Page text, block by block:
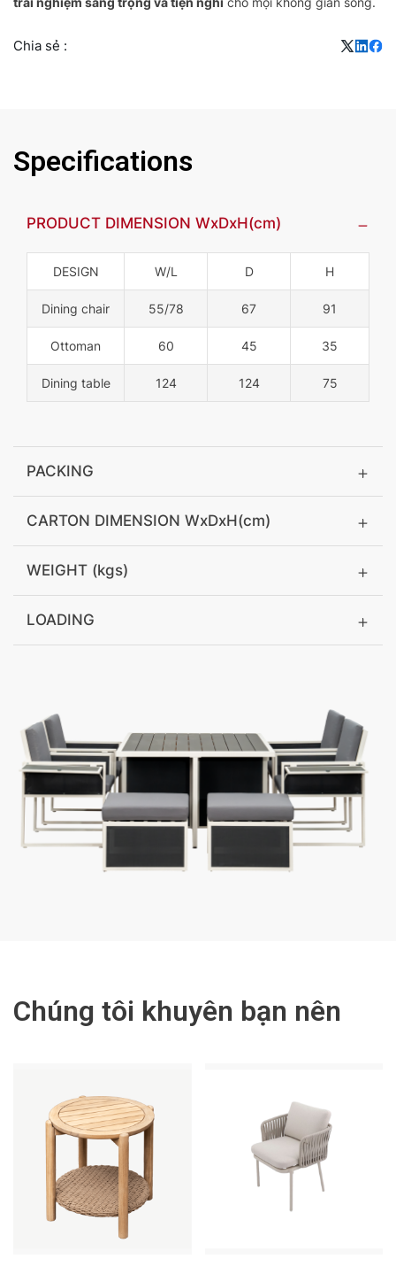
Chia sẻ :
Specifications
PRODUCT DIMENSION WxDxH(cm)
DESIGN W/L D H
Dining chair 55/78 67 91
Ottoman 60 45 35
Dining table 124 124 75
PACKING
CARTON DIMENSION WxDxH(cm)
WEIGHT (kgs)
LOADING
Chúng tôi khuyên bạn nên